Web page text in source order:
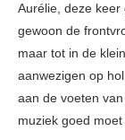
Aurélie, deze
gewoon de
maar tot in de
aanwezigen op
aan de voeten
muziek goed moet